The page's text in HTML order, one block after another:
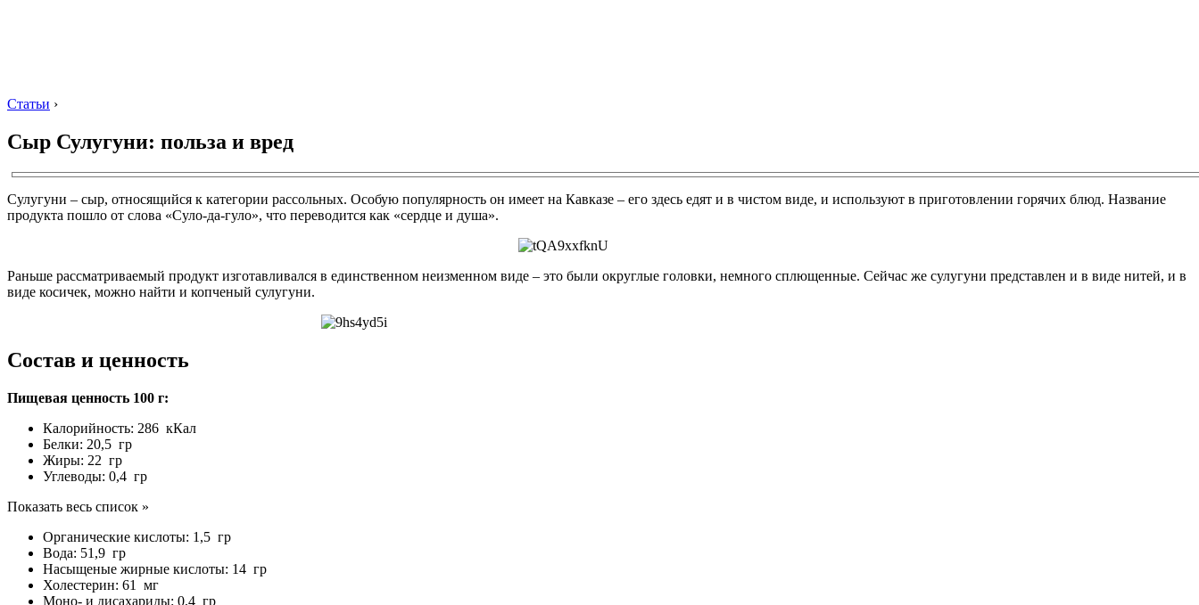
Статьи ›
Сыр Сулугуни: польза и вред
Сулугуни – сыр, относящийся к категории рассольных. Особую популярность он имеет на Кавказе – его здесь едят и в чистом виде, и используют в приготовлении горячих блюд. Название
продукта пошло от слова «Суло-да-гуло», что переводится как «сердце и душа».
Раньше рассматриваемый продукт изготавливался в единственном неизменном виде – это были округлые головки, немного сплющенные. Сейчас же сулугуни представлен и в виде нитей, и в
виде косичек, можно найти и копченый сулугуни.
Состав и ценность
Пищевая ценность 100 г:
Калорийность: 286 кКал
Белки: 20,5 гр
Жиры: 22 гр
Углеводы: 0,4 гр
Показать весь список »
Органические кислоты: 1,5 гр
Вода: 51,9 гр
Насыщеные жирные кислоты: 14 гр
Холестерин: 61 мг
Моно- и дисахариды: 0,4 гр